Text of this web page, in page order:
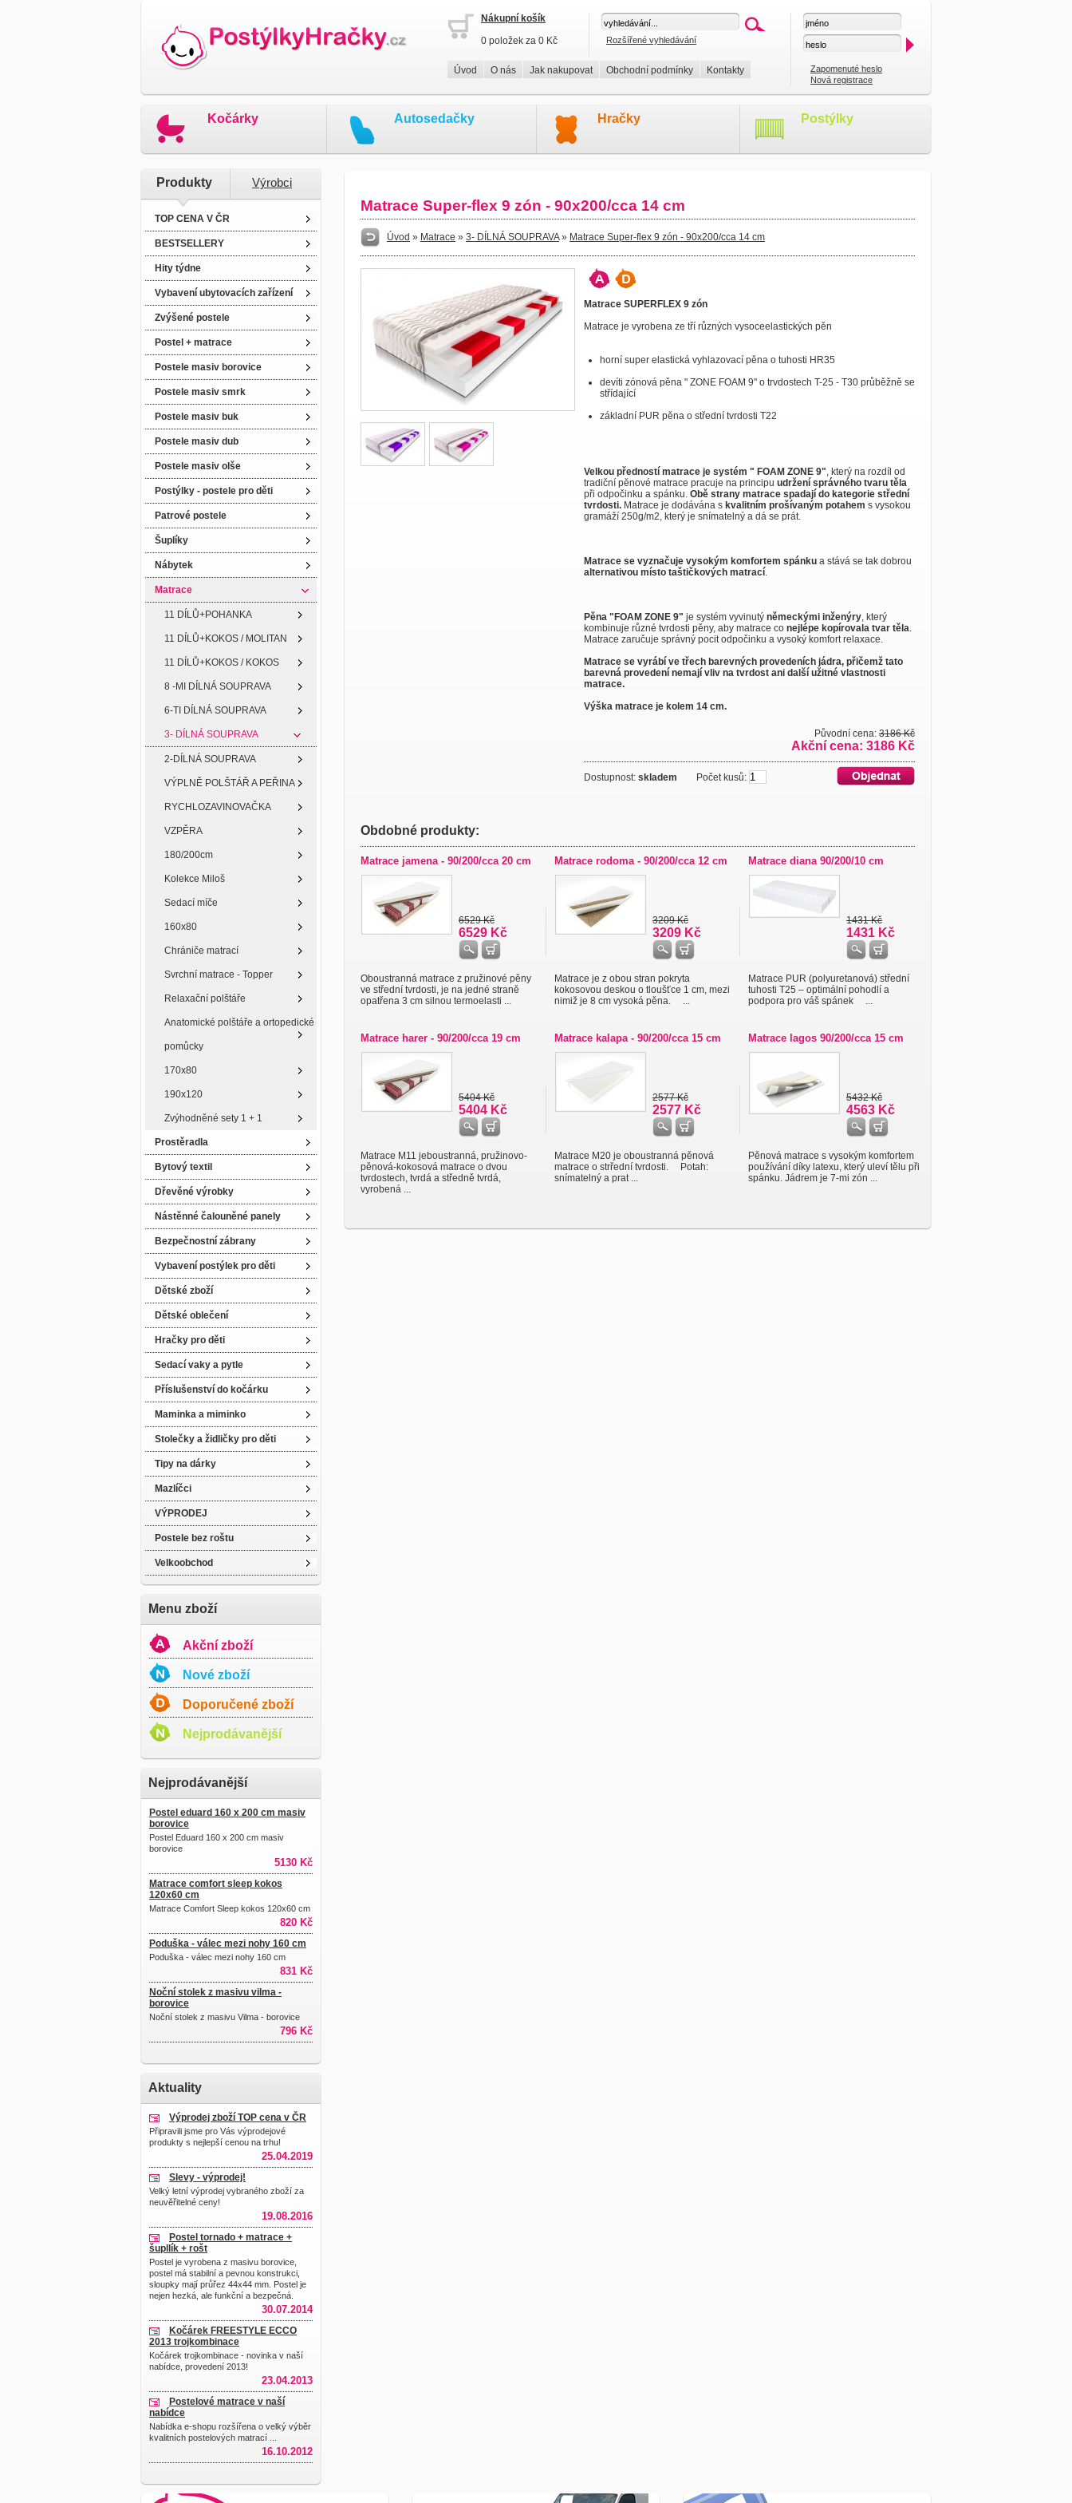
Nákupní košík
0 položek za 0 Kč
Rozšířené vyhledávání
Úvod O nás Jak nakupovat Obchodní podmínky Kontakty
Zapomenuté heslo
Nová registrace
Kočárky Autosedačky Hračky Postýlky
Produkty Výrobci
TOP CENA V ČR
BESTSELLERY
Hity týdne
Vybavení ubytovacích zařízení
Zvýšené postele
Postel + matrace
Postele masiv borovice
Postele masiv smrk
Postele masiv buk
Postele masiv dub
Postele masiv olše
Postýlky - postele pro děti
Patrové postele
Šuplíky
Nábytek
Matrace
11 DÍLŮ+POHANKA
11 DÍLŮ+KOKOS / MOLITAN
11 DÍLŮ+KOKOS / KOKOS
8 -MI DÍLNÁ SOUPRAVA
6-TI DÍLNÁ SOUPRAVA
3- DÍLNÁ SOUPRAVA
2-DÍLNÁ SOUPRAVA
VÝPLNĚ POLŠTÁŘ A PEŘINA
RYCHLOZAVINOVAČKA
VZPĚRA
180/200cm
Kolekce Miloš
Sedací míče
160x80
Chrániče matrací
Svrchní matrace - Topper
Relaxační polštáře
Anatomické polštáře a ortopedické
pomůcky
170x80
190x120
Zvýhodněné sety 1 + 1
Prostěradla
Bytový textil
Dřevěné výrobky
Nástěnné čalouněné panely
Bezpečnostní zábrany
Vybavení postýlek pro děti
Dětské zboží
Dětské oblečení
Hračky pro děti
Sedací vaky a pytle
Příslušenství do kočárku
Maminka a miminko
Stolečky a židličky pro děti
Tipy na dárky
Mazlíčci
VÝPRODEJ
Postele bez roštu
Velkoobchod
Menu zboží
Akční zboží
Nové zboží
Doporučené zboží
Nejprodávanější
Nejprodávanější
Postel eduard 160 x 200 cm masiv
borovice
Postel Eduard 160 x 200 cm masiv
borovice
5130 Kč
Matrace comfort sleep kokos
120x60 cm
Matrace Comfort Sleep kokos 120x60 cm
820 Kč
Poduška - válec mezi nohy 160 cm
Poduška - válec mezi nohy 160 cm
831 Kč
Noční stolek z masivu vilma -
borovice
Noční stolek z masivu Vilma - borovice
796 Kč
Aktuality
Výprodej zboží TOP cena v ČR
Připravili jsme pro Vás výprodejové
produkty s nejlepší cenou na trhu!
25.04.2019
Slevy - výprodej!
Velký letní výprodej vybraného zboží za
neuvěřitelné ceny!
19.08.2016
Postel tornado + matrace +
šupllík + rošt
Postel je vyrobena z masivu borovice,
postel má stabilní a pevnou konstrukci,
sloupky mají průřez 44x44 mm. Postel je
nejen hezká, ale funkční a bezpečná.
30.07.2014
Kočárek FREESTYLE ECCO
2013 trojkombinace
Kočárek trojkombinace - novinka v naší
nabídce, provedení 2013!
23.04.2013
Postelové matrace v naší
nabídce
Nabídka e-shopu rozšířena o velký výběr
kvalitních postelových matrací ...
16.10.2012
Matrace Super-flex 9 zón - 90x200/cca 14 cm
Úvod » Matrace » 3- DÍLNÁ SOUPRAVA» Matrace Super-flex 9 zón - 90x200/cca 14 cm
Matrace SUPERFLEX 9 zón
Matrace je vyrobena ze tří různých vysoceelastických pěn
horní super elastická vyhlazovací pěna o tuhosti HR35
devíti zónová pěna " ZONE FOAM 9" o trvdostech T-25 - T30 průběžně se
střídající
základní PUR pěna o střední tvrdosti T22
Velkou předností matrace je systém " FOAM ZONE 9", který na rozdíl od
tradiční pěnové matrace pracuje na principu udržení správného tvaru těla
při odpočinku a spánku. Obě strany matrace spadají do kategorie střední
tvrdosti. Matrace je dodávána s kvalitním prošívaným potahem s vysokou
gramáží 250g/m2, který je snímatelný a dá se prát.
Matrace se vyznačuje vysokým komfortem spánku a stává se tak dobrou
alternativou místo taštičkových matrací.
Pěna "FOAM ZONE 9" je systém vyvinutý německými inženýry, který
kombinuje různé tvrdosti pěny, aby matrace co nejlépe kopírovala tvar těla.
Matrace zaručuje správný pocit odpočinku a vysoký komfort relaxace.
Matrace se vyrábí ve třech barevných provedeních jádra, přičemž tato
barevná provedení nemají vliv na tvrdost ani další užitné vlastnosti
matrace.
Výška matrace je kolem 14 cm.
Původní cena: 3186 Kč
Akční cena: 3186 Kč
Dostupnost: skladem Počet kusů:
Obdobné produkty:
Matrace jamena - 90/200/cca 20 cm
6529 Kč
6529 Kč
Oboustranná matrace z pružinové pěny
ve střední tvrdosti, je na jedné straně
opatřena 3 cm silnou termoelasti ...
Matrace rodoma - 90/200/cca 12 cm
3209 Kč
3209 Kč
Matrace je z obou stran pokryta
kokosovou deskou o tloušťce 1 cm, mezi
nimiž je 8 cm vysoká pěna. ...
Matrace diana 90/200/10 cm
1431 Kč
1431 Kč
Matrace PUR (polyuretanová) střední
tuhosti T25 – optimální pohodlí a
podpora pro váš spánek ...
Matrace harer - 90/200/cca 19 cm
5404 Kč
5404 Kč
Matrace M11 jeboustranná, pružinovo-
pěnová-kokosová matrace o dvou
tvrdostech, tvrdá a středně tvrdá,
vyrobená ...
Matrace kalapa - 90/200/cca 15 cm
2577 Kč
2577 Kč
Matrace M20 je oboustranná pěnová
matrace o strřední tvrdosti. Potah:
snímatelný a prat ...
Matrace lagos 90/200/cca 15 cm
5432 Kč
4563 Kč
Pěnová matrace s vysokým komfortem
používání díky latexu, který uleví tělu při
spánku. Jádrem je 7-mi zón ...